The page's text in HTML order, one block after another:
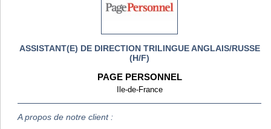
ASSISTANT(E) DE DIRECTION TRILINGUE ANGLAIS/RUSSE
(H/F)
PAGE PERSONNEL
Ile-de-France
A propos de notre client :